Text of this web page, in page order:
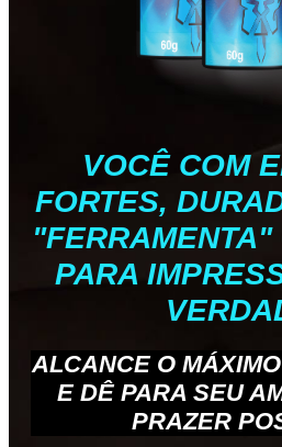
VOCÊ COM
FORTES,
PARA
ALCANCE O
E DÊ PARA SEU
PRAZER